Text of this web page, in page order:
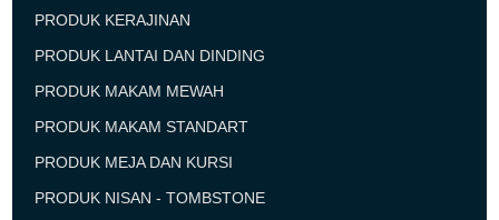
PRODUK KERAJINAN
PRODUK LANTAI DAN DINDING
PRODUK MAKAM MEWAH
PRODUK MAKAM STANDART
PRODUK MEJA DAN KURSI
PRODUK NISAN - TOMBSTONE